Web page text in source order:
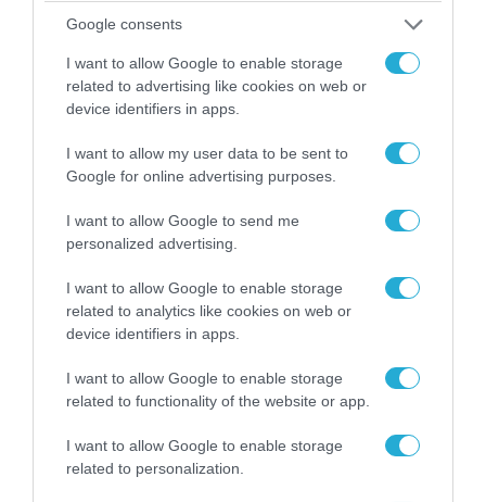
Google consents
I want to allow Google to enable storage
related to advertising like cookies on web or
device identifiers in apps.
I want to allow my user data to be sent to
Google for online advertising purposes.
I want to allow Google to send me
personalized advertising.
I want to allow Google to enable storage
related to analytics like cookies on web or
device identifiers in apps.
I want to allow Google to enable storage
related to functionality of the website or app.
I want to allow Google to enable storage
related to personalization.
Το Ομάν συμφώνησε ότι τα Στενά του Ορμούζ
είναι υπό ιρανική κυριαρχία και επιτεύχθηκε
συμφωνία